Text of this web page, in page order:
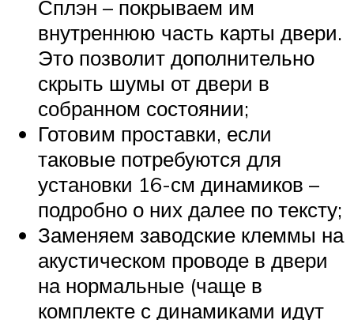
Сплэн – покрываем им
внутреннюю часть карты двери.
Это позволит дополнительно
скрыть шумы от двери в
собранном состоянии;
Готовим проставки, если
таковые потребуются для
установки 16-см динамиков –
подробно о них далее по тексту;
Заменяем заводские клеммы на
акустическом проводе в двери
на нормальные (чаще в
комплекте с динамиками идут